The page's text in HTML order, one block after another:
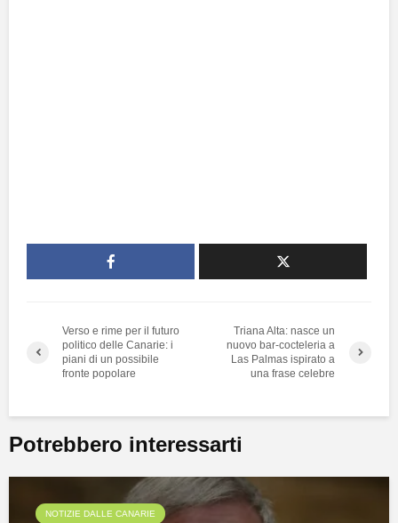
Verso e rime per il futuro
politico delle Canarie: i
piani di un possibile
fronte popolare
Triana Alta: nasce un
nuovo bar-cocteleria a
Las Palmas ispirato a
una frase celebre
Potrebbero interessarti
NOTIZIE DALLE CANARIE